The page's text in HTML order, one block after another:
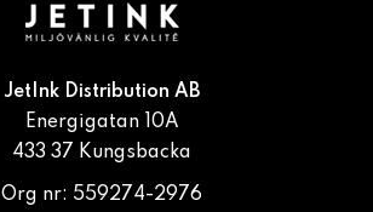
JetInk Distribution AB
Energigatan 10A
433 37 Kungsbacka
Org nr: 559274-2976